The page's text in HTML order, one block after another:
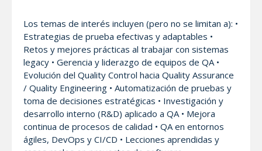
Los temas de interés incluyen (pero no se limitan a): •
Estrategias de prueba efectivas y adaptables •
Retos y mejores prácticas al trabajar con sistemas
legacy • Gerencia y liderazgo de equipos de QA •
Evolución del Quality Control hacia Quality Assurance
/ Quality Engineering • Automatización de pruebas y
toma de decisiones estratégicas • Investigación y
desarrollo interno (R&D) aplicado a QA • Mejora
continua de procesos de calidad • QA en entornos
ágiles, DevOps y CI/CD • Lecciones aprendidas y